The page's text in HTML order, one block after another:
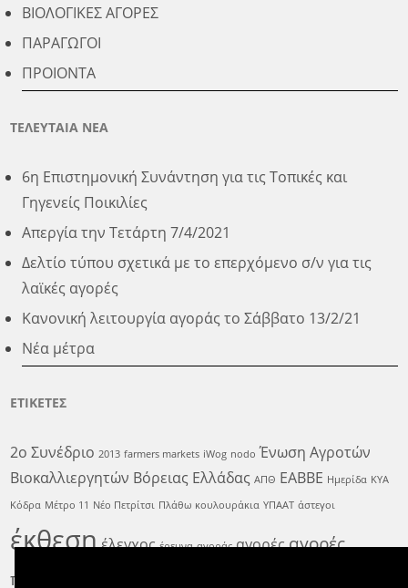
ΒΙΟΛΟΓΙΚΕΣ ΑΓΟΡΕΣ
ΠΑΡΑΓΩΓΟΙ
ΠΡΟΙΟΝΤΑ
ΤΕΛΕΥΤΑΙΑ ΝΕΑ
6η Επιστημονική Συνάντηση για τις Τοπικές και
Γηγενείς Ποικιλίες
Απεργία την Τετάρτη 7/4/2021
Δελτίο τύπου σχετικά με το επερχόμενο σ/ν για τις
λαϊκές αγορές
Κανονική λειτουργία αγοράς το Σάββατο 13/2/21
Νέα μέτρα
ΕΤΙΚΕΤΕΣ
2ο Συνέδριο 2013 farmers markets iWog nodo Ένωση Αγροτών
Βιοκαλλιεργητών Βόρειας Ελλάδας ΑΠΘ ΕΑΒΒΕ Ημερίδα ΚΥΑ
Κόδρα Μέτρο 11 Νέο Πετρίτσι Πλάθω κουλουράκια ΥΠΑΑΤ άστεγοι
έκθεσηέλεγχος έρευνα αγοράς αγορέςαγορές
παραγωγών